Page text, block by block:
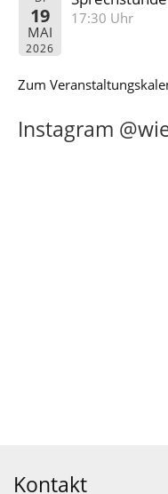
19
MAI
2026
17:30 Uhr
Zum
Instagram
Kontakt